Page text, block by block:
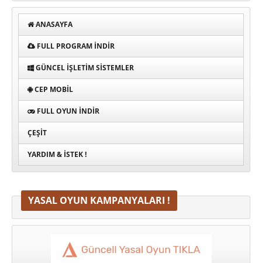
ANASAYFA
FULL PROGRAM INDIR
GÜNCEL İŞLETIM SISTEMLER
CEP MOBIL
FULL OYUN İNDIR
ÇEŞIT
YARDIM & İSTEK !
YASAL OYUN KAMPANYALARI !